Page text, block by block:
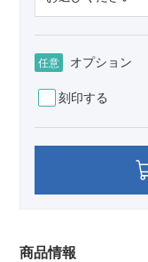
任意 オプション
刻印する
商品情報